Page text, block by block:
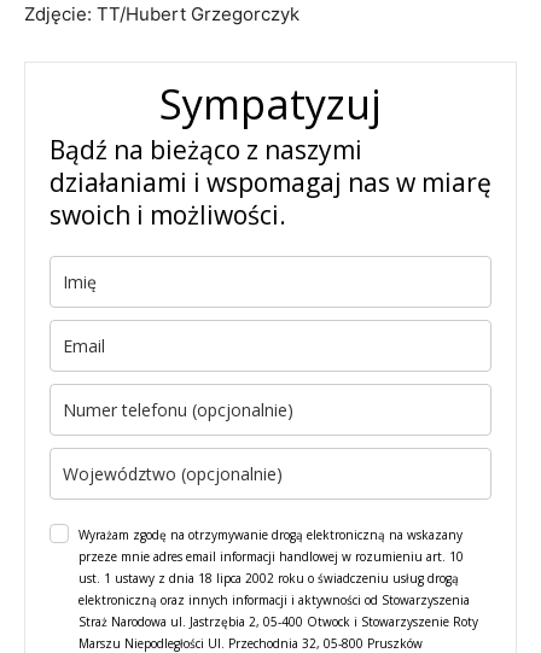
Zdjęcie: TT/Hubert Grzegorczyk
Sympatyzuj
Bądź na bieżąco z naszymi
działaniami i wspomagaj nas w miarę
swoich i możliwości.
Wyrażam zgodę na otrzymywanie drogą elektroniczną na wskazany
przeze mnie adres email informacji handlowej w rozumieniu art. 10
ust. 1 ustawy z dnia 18 lipca 2002 roku o świadczeniu usług drogą
elektroniczną oraz innych informacji i aktywności od Stowarzyszenia
Straż Narodowa ul. Jastrzębia 2, 05-400 Otwock i Stowarzyszenie Roty
Marszu Niepodległości Ul. Przechodnia 32, 05-800 Pruszków